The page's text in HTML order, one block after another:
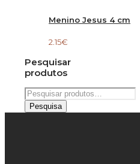
Menino Jesus 4 cm
2.15€
Pesquisar
produtos
Pesquisar
por:
Pesquisa